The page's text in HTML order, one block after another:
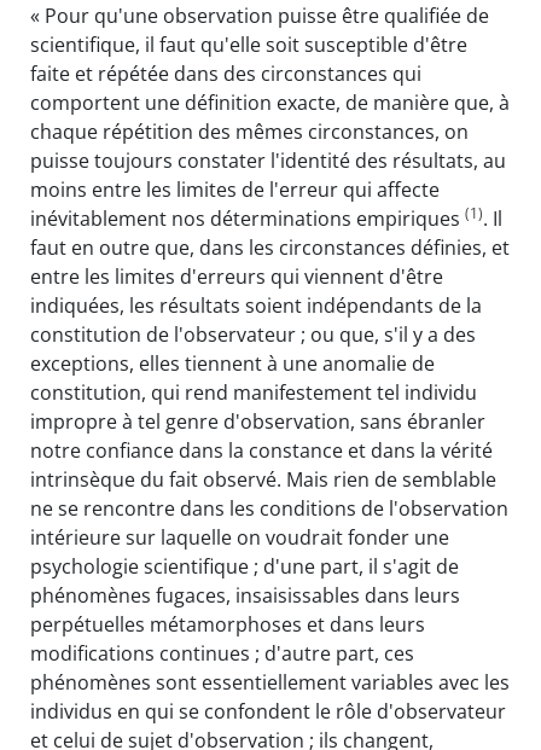
« Pour qu'une observation puisse être qualifiée de
scientifique, il faut qu'elle soit susceptible d'être
faite et répétée dans des circonstances qui
comportent une définition exacte, de manière que, à
chaque répétition des mêmes circonstances, on
puisse toujours constater l'identité des résultats, au
moins entre les limites de l'erreur qui affecte
inévitablement nos déterminations empiriques (1). Il
faut en outre que, dans les circonstances définies, et
entre les limites d'erreurs qui viennent d'être
indiquées, les résultats soient indépendants de la
constitution de l'observateur ; ou que, s'il y a des
exceptions, elles tiennent à une anomalie de
constitution, qui rend manifestement tel individu
impropre à tel genre d'observation, sans ébranler
notre confiance dans la constance et dans la vérité
intrinsèque du fait observé. Mais rien de semblable
ne se rencontre dans les conditions de l'observation
intérieure sur laquelle on voudrait fonder une
psychologie scientifique ; d'une part, il s'agit de
phénomènes fugaces, insaisissables dans leurs
perpétuelles métamorphoses et dans leurs
modifications continues ; d'autre part, ces
phénomènes sont essentiellement variables avec les
individus en qui se confondent le rôle d'observateur
et celui de sujet d'observation ; ils changent,